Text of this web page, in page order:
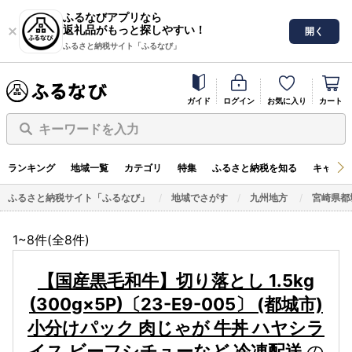
ふるなびアプリなら
返礼品がもっと探しやすい！
ふるさと納税サイト「ふるなび」
開く
ガイド ログイン お気に入り カート
キーワードを入力
ランキング 地域一覧 カテゴリ 特集 ふるさと納税を知る キャン
ふるさと納税サイト「ふるなび」 地域でさがす 九州地方 宮崎県都
1~8件(全8件)
【国産黒毛和牛】切り落とし 1.5kg
(300g×5P)〔23-E9-005〕 (都城市)
小分けパック 肉じゃが 牛丼 ハヤシラ